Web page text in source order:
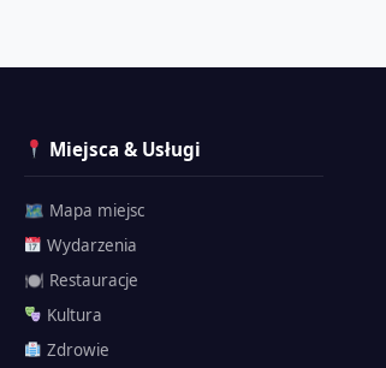
Miejsca & Usługi
🗺 Mapa miejsc
Wydarzenia
🍽 Restauracje
Kultura
Zdrowie